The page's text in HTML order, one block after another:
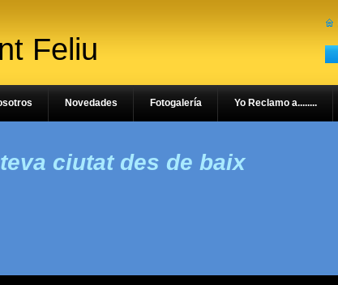
Feliu
ciutat des de baix
Novedades Fotogalería Yo Reclamo a........